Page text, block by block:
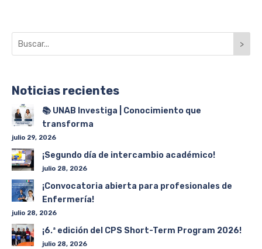
>
Noticias recientes
📚 UNAB Investiga | Conocimiento que
transforma
julio 29, 2026
¡Segundo día de intercambio académico!
julio 28, 2026
¡Convocatoria abierta para profesionales de
Enfermería!
julio 28, 2026
¡6.ª edición del CPS Short-Term Program 2026!
julio 28, 2026